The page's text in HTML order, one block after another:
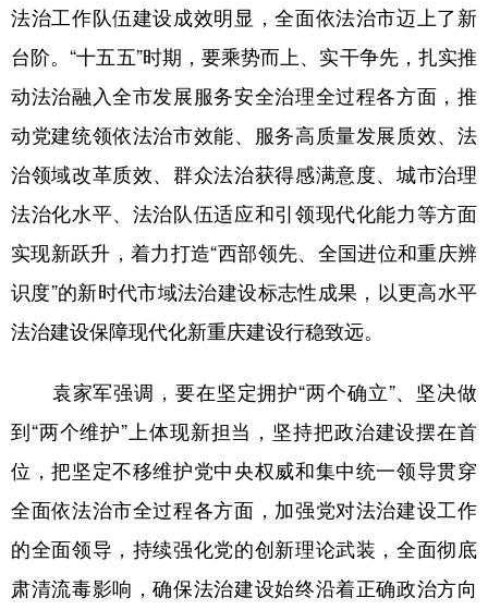
法治工作队伍建设成效明显，全面依法治市迈上了新
台阶。“十五五”时期，要乘势而上、实干争先，扎实推
动法治融入全市发展服务安全治理全过程各方面，推
动党建统领依法治市效能、服务高质量发展质效、法
治领域改革质效、群众法治获得感满意度、城市治理
法治化水平、法治队伍适应和引领现代化能力等方面
实现新跃升，着力打造“西部领先、全国进位和重庆辨
识度”的新时代市域法治建设标志性成果，以更高水平
法治建设保障现代化新重庆建设行稳致远。
袁家军强调，要在坚定拥护“两个确立”、坚决做
到“两个维护”上体现新担当，坚持把政治建设摆在首
位，把坚定不移维护党中央权威和集中统一领导贯穿
全面依法治市全过程各方面，加强党对法治建设工作
的全面领导，持续强化党的创新理论武装，全面彻底
肃清流毒影响，确保法治建设始终沿着正确政治方向